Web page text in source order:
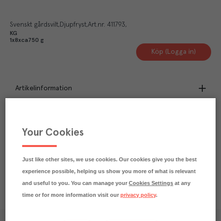
Svenskt gårdsvilt Djupfryst Art.nr. 411793
KG
1x8xca750 g
Köp (Logga in)
Artikelinformation
Näringsdeklaration
Your Cookies
Just like other sites, we use cookies. Our cookies give you the best
experience possible, helping us show you more of what is relevant
and useful to you. You can manage yourCookies Settings at any
time or for more information visit ourprivacy policy.